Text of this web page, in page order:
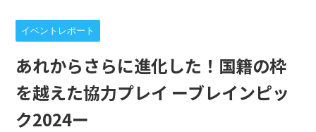
イベントレポート
あれからさらに進化した！国籍の枠
を越えた協力プレイ ーブレインピッ
ク2024ー